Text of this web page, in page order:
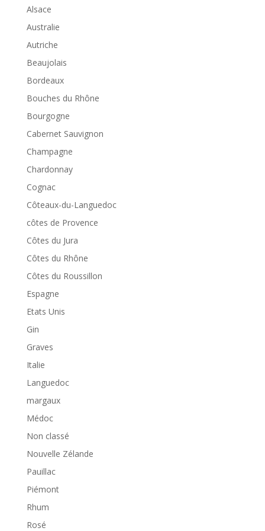
Alsace
Australie
Autriche
Beaujolais
Bordeaux
Bouches du Rhône
Bourgogne
Cabernet Sauvignon
Champagne
Chardonnay
Cognac
Côteaux-du-Languedoc
côtes de Provence
Côtes du Jura
Côtes du Rhône
Côtes du Roussillon
Espagne
Etats Unis
Gin
Graves
Italie
Languedoc
margaux
Médoc
Non classé
Nouvelle Zélande
Pauillac
Piémont
Rhum
Rosé